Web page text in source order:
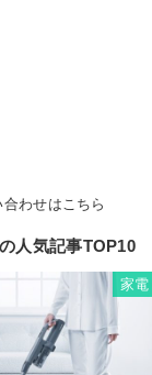
わせはこちら
人気記事TOP10
家電